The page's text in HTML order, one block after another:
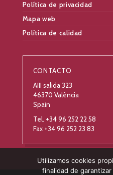
Política de privacidad
Mapa web
Política de calidad
CONTACTO
AIII salida 323
46370 València
Spain
Tel. +34 96 252 22 58
Fax +34 96 252 23 83
Utilizamos cookies
finalidad de